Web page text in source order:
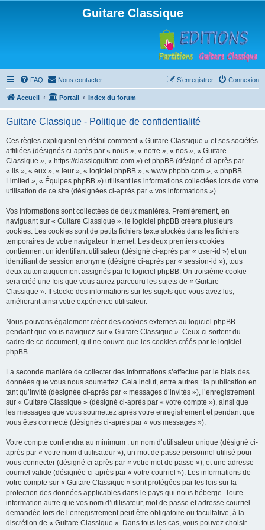
Guitare Classique
FAQ Nous contacter Connexion
S’enregistrer
Accueil Portail Index du forum
Guitare Classique - Politique de confidentialité
Ces règles expliquent en détail comment « Guitare Classique » et ses sociétés
affiliées (désignés ci-après par « nous », « notre », « nos », « Guitare
Classique », « https://classicguitare.com ») et phpBB (désigné ci-après par
« ils », « eux », « leur », « logiciel phpBB », « www.phpbb.com », « phpBB
Limited », « Équipes phpBB ») utilisent les informations collectées lors de votre
utilisation de ce site (désignées ci-après par « vos informations »).
Vos informations sont collectées de deux manières. Premièrement, en
naviguant sur « Guitare Classique », le logiciel phpBB créera plusieurs
cookies. Les cookies sont de petits fichiers texte stockés dans les fichiers
temporaires de votre navigateur Internet. Les deux premiers cookies
contiennent un identifiant utilisateur (désigné ci-après par « user-id ») et un
identifiant de session anonyme (désigné ci-après par « session-id »), tous
deux automatiquement assignés par le logiciel phpBB. Un troisième cookie
sera créé une fois que vous aurez parcouru les sujets de « Guitare
Classique ». Il stocke des informations sur les sujets que vous avez lus,
améliorant ainsi votre expérience utilisateur.
Nous pouvons également créer des cookies externes au logiciel phpBB
pendant que vous naviguez sur « Guitare Classique ». Ceux-ci sortent du
cadre de ce document, qui ne couvre que les cookies créés par le logiciel
phpBB.
La seconde manière de collecter des informations s’effectue par le biais des
données que vous nous soumettez. Cela inclut, entre autres : la publication en
tant qu’invité (désignée ci-après par « messages d’invités »), l’enregistrement
sur « Guitare Classique » (désigné ci-après par « votre compte »), ainsi que
les messages que vous soumettez après votre enregistrement et pendant que
vous êtes connecté (désignés ci-après par « vos messages »).
Votre compte contiendra au minimum : un nom d’utilisateur unique (désigné ci-
après par « votre nom d’utilisateur »), un mot de passe personnel utilisé pour
vous connecter (désigné ci-après par « votre mot de passe »), et une adresse
courriel valide (désignée ci-après par « votre courriel »). Les informations de
votre compte sur « Guitare Classique » sont protégées par les lois sur la
protection des données applicables dans le pays qui nous héberge. Toute
information autre que vos nom d’utilisateur, mot de passe et adresse courriel
demandée lors de l’enregistrement peut être obligatoire ou facultative, à la
discrétion de « Guitare Classique ». Dans tous les cas, vous pouvez choisir